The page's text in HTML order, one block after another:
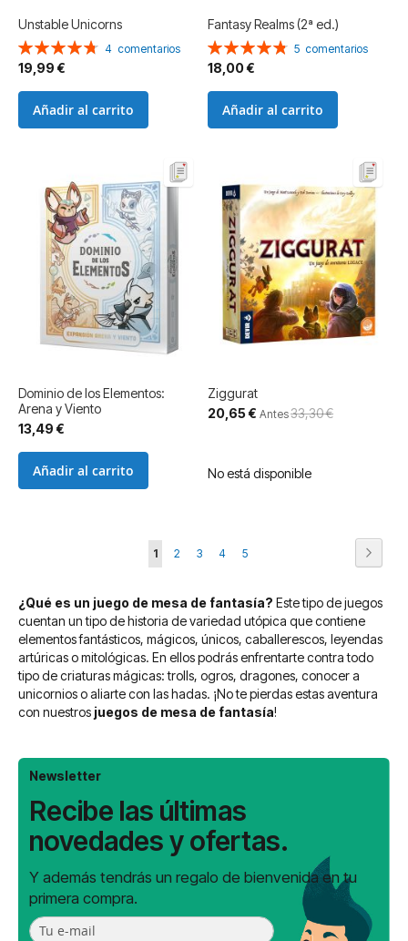
Unstable Unicorns
Valoración:
95%
4 comentarios
19,99 €
Añadir al carrito
Fantasy Realms (2ª ed.)
Valoración:
96%
5 comentarios
18,00 €
Añadir al carrito
Dominio de los Elementos:
Arena y Viento
13,49 €
Añadir al carrito
Ziggurat
Precio
especial
20,65 € Antes33,30 €
No está disponible
Página
Actualmente
leyendo
página
1 Página
2 Página
3 Página
4 Página
5
¿Qué es un juego de mesa de fantasía? Este tipo de juegos
cuentan un tipo de historia de variedad utópica que contiene
elementos fantásticos, mágicos, únicos, caballerescos, leyendas
artúricas o mitológicas. En ellos podrás enfrentarte contra todo
tipo de criaturas mágicas: trolls, ogros, dragones, conocer a
unicornios o aliarte con las hadas. ¡No te pierdas estas aventura
con nuestros juegos de mesa de fantasía!
Newsletter
Recibe las últimas
novedades y ofertas.
Y además tendrás un regalo de bienvenida en tu
primera compra.